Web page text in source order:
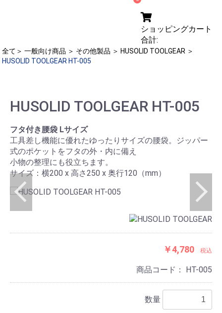
ショッピングカート
合計:
全て ＞ 一般向け商品 ＞ その他製品 ＞ HUSOLID TOOLGEAR ＞
HUSOLID TOOLGEAR HT-005
HUSOLID TOOLGEAR HT-005
フタ付き腰袋 Lサイズ
工具差し機能に優れたゆったりサイズの腰袋。ジッパー
式のポケットをフタの外・内に備え
小物の整理にも役立ちます。
サイズ：横200 x 高さ250 x 奥行120（mm）
￥4,780 税込
商品コード： HT-005
数量